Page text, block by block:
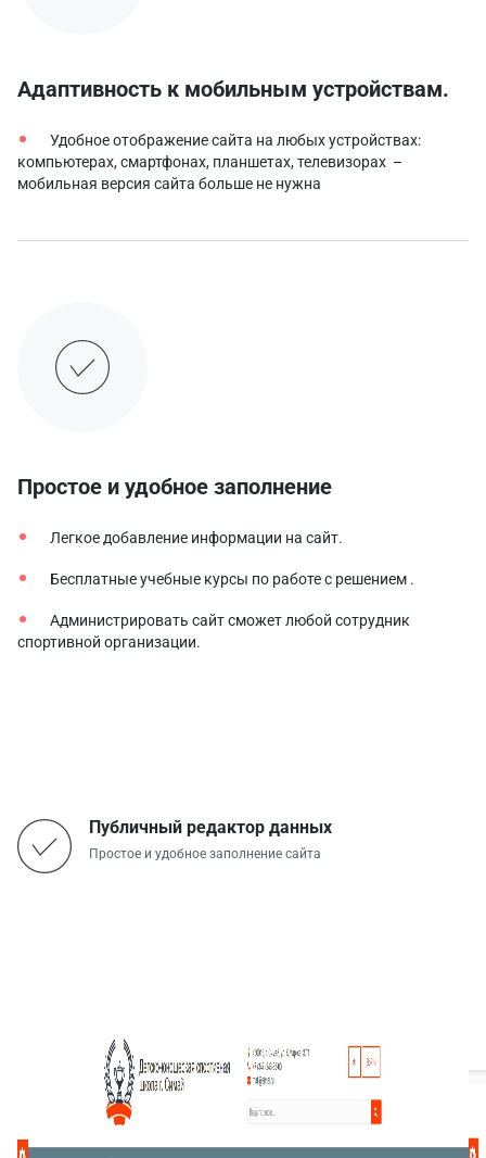
Адаптивность к мобильным устройствам.
Удобное отображение сайта на любых устройствах:
компьютерах, смартфонах, планшетах, телевизорах –
мобильная версия сайта больше не нужна
Простое и удобное заполнение
Легкое добавление информации на сайт.
Бесплатные учебные курсы по работе с решением .
Администрировать сайт сможет любой сотрудник
спортивной организации.
Публичный редактор данных
Простое и удобное заполнение сайта